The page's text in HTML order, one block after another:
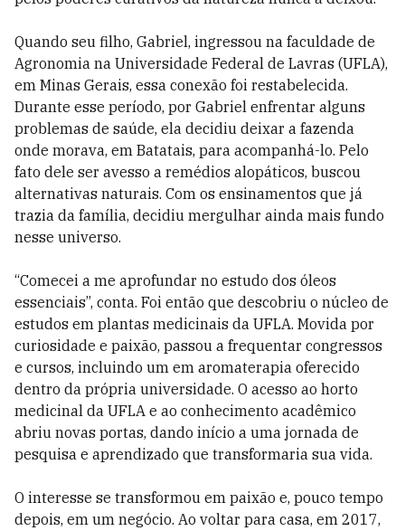
Quando seu filho, Gabriel, ingressou na faculdade de
Agronomia na Universidade Federal de Lavras (UFLA),
em Minas Gerais, essa conexão foi restabelecida.
Durante esse período, por Gabriel enfrentar alguns
problemas de saúde, ela decidiu deixar a fazenda
onde morava, em Batatais, para acompanhá-lo. Pelo
fato dele ser avesso a remédios alopáticos, buscou
alternativas naturais. Com os ensinamentos que já
trazia da família, decidiu mergulhar ainda mais fundo
nesse universo.
“Comecei a me aprofundar no estudo dos óleos
essenciais”, conta. Foi então que descobriu o núcleo de
estudos em plantas medicinais da UFLA. Movida por
curiosidade e paixão, passou a frequentar congressos
e cursos, incluindo um em aromaterapia oferecido
dentro da própria universidade. O acesso ao horto
medicinal da UFLA e ao conhecimento acadêmico
abriu novas portas, dando início a uma jornada de
pesquisa e aprendizado que transformaria sua vida.
O interesse se transformou em paixão e, pouco tempo
depois, em um negócio. Ao voltar para casa, em 2017,